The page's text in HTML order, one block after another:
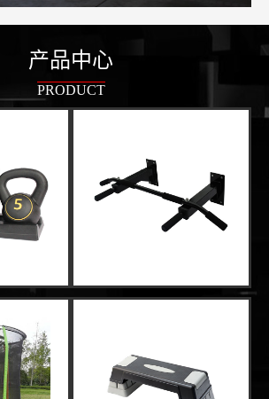
产品中心
PRODUCT